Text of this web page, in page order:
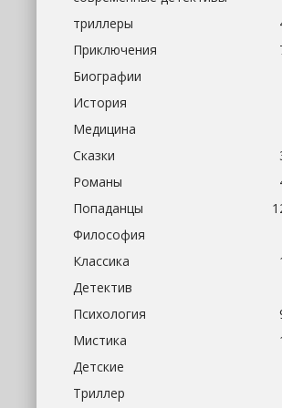
триллеры
Приключения
Биографии
История
Медицина
Сказки
Романы
Попаданцы
Философия
Классика
Детектив
Психология
Мистика
Детские
Триллер